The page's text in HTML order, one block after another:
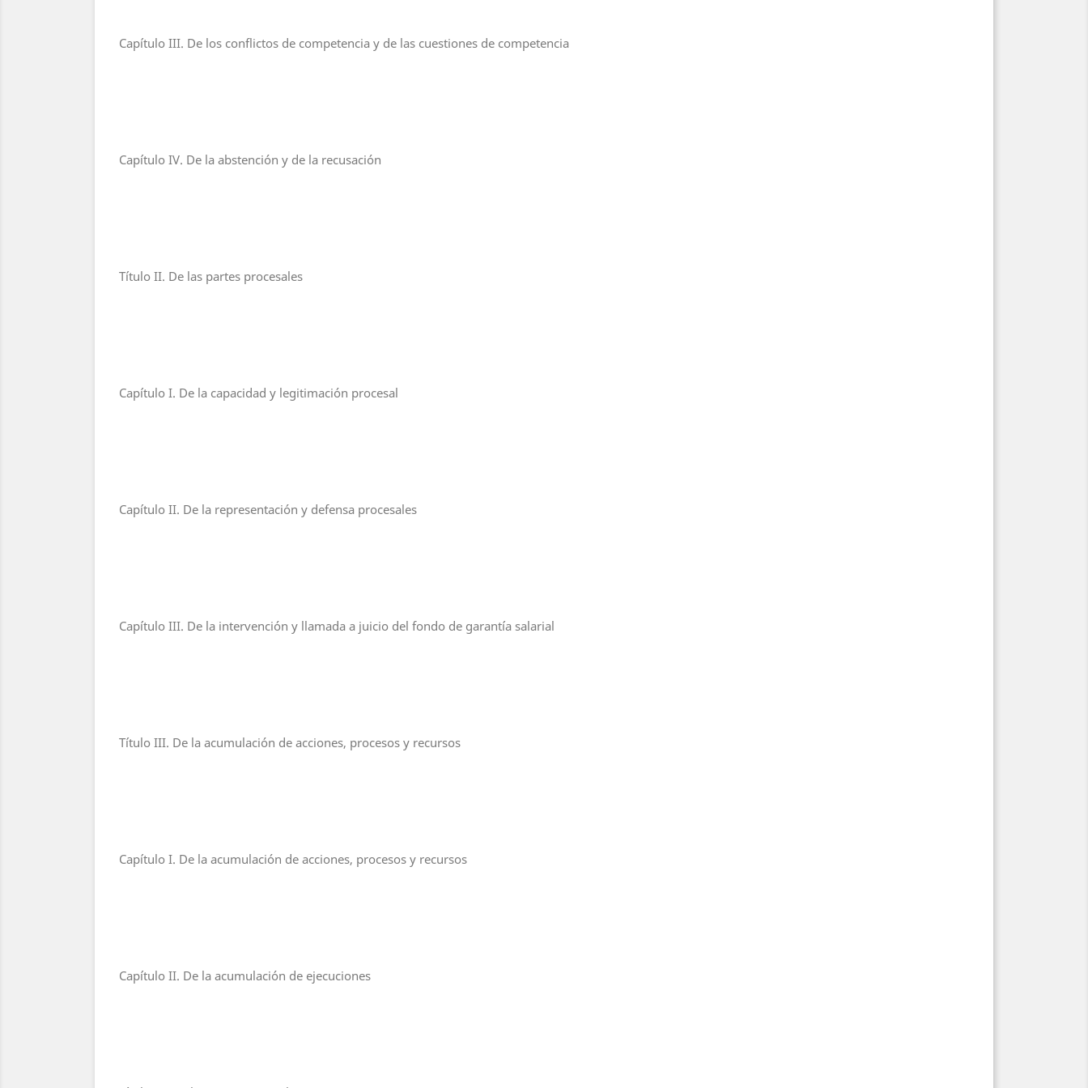
Capítulo III. De los conflictos de competencia y de las cuestiones de competencia
Capítulo IV. De la abstención y de la recusación
Título II. De las partes procesales
Capítulo I. De la capacidad y legitimación procesal
Capítulo II. De la representación y defensa procesales
Capítulo III. De la intervención y llamada a juicio del fondo de garantía salarial
Título III. De la acumulación de acciones, procesos y recursos
Capítulo I. De la acumulación de acciones, procesos y recursos
Capítulo II. De la acumulación de ejecuciones